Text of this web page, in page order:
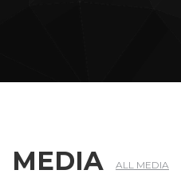
MEDIA ALL MEDIA